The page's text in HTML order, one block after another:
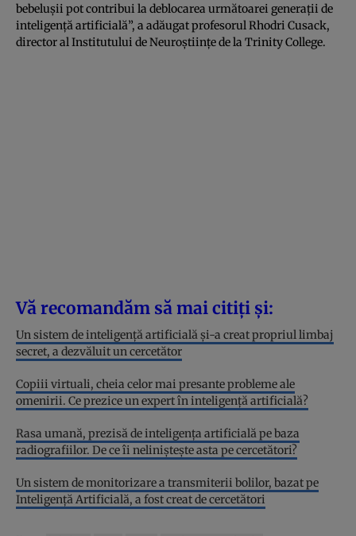
bebelușii pot contribui la deblocarea următoarei generații de
inteligență artificială”, a adăugat profesorul Rhodri Cusack,
director al Institutului de Neuroștiințe de la Trinity College.
Vă recomandăm să mai citiți și:
Un sistem de inteligență artificială și-a creat propriul limbaj
secret, a dezvăluit un cercetător
Copiii virtuali, cheia celor mai presante probleme ale
omenirii. Ce prezice un expert în inteligență artificială?
Rasa umană, prezisă de inteligența artificială pe baza
radiografiilor. De ce îi neliniștește asta pe cercetători?
Un sistem de monitorizare a transmiterii bolilor, bazat pe
Inteligență Artificială, a fost creat de cercetători